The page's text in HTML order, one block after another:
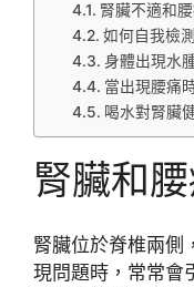
腎臟不適和
如何自我檢
身體出現水
當出現腰痛
喝水對腎臟
腎臟和
腎臟位於脊椎兩側
現問題時，常常會